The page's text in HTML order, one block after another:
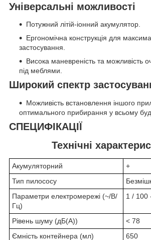
Універсальні можливості
Потужний літій-іонний акумулятор.
Ергономічна конструкція для
застосування.
Висока маневреність та можливість
під меблями.
Широкий спектр
Можливість встановлення іншого
оптимального прибирання у всьому
СПЕЦИФІКАЦІЇ
Технічні
Акумуляторний
+
Тип пилососу
Параметри електромережі (~/В/
Гц)
1 / 100
Рівень шуму (дБ(А))
< 78
Ємність контейнера (мл)
650